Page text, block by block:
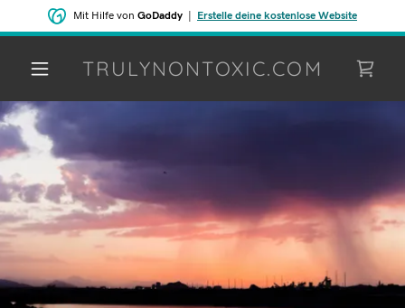
Mit Hilfe von GoDaddy Erstelle deine kostenlose Website
TRULYNONTOXIC.COM